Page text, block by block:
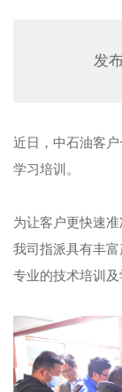
发
近日，中石油客
学习培训。
为让客户更快速
我司指派具有丰
专业的技术培训及